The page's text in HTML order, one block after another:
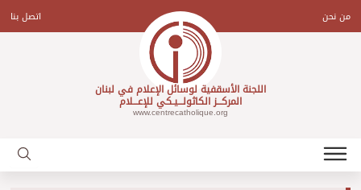
content
من نحن اتصل بنا
اللجنة الأسقفية لوسائل الإعلام في لبنان
المركـــز الكاثولـــيـكي للإعـــلام
www.centrecatholique.org